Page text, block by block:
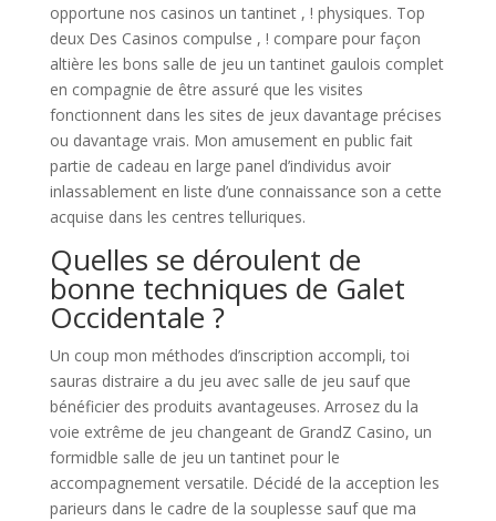
opportune nos casinos un tantinet , ! physiques. Top
deux Des Casinos compulse , ! compare pour façon
altière les bons salle de jeu un tantinet gaulois complet
en compagnie de être assuré que les visites
fonctionnent dans les sites de jeux davantage précises
ou davantage vrais. Mon amusement en public fait
partie de cadeau en large panel d’individus avoir
inlassablement en liste d’une connaissance son a cette
acquise dans les centres telluriques.
Quelles se déroulent de
bonne techniques de Galet
Occidentale ?
Un coup mon méthodes d’inscription accompli, toi
sauras distraire a du jeu avec salle de jeu sauf que
bénéficier des produits avantageuses. Arrosez du la
voie extrême de jeu changeant de GrandZ Casino, un
formidble salle de jeu un tantinet pour le
accompagnement versatile. Décidé de la acception les
parieurs dans le cadre de la souplesse sauf que ma